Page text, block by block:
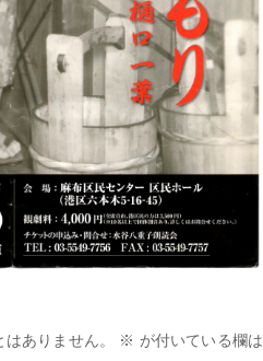
ありません。
※ が付いている欄は